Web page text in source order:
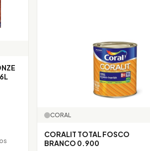
CORAL
CORALIT TOTAL FOSCO
BRANCO 0.900